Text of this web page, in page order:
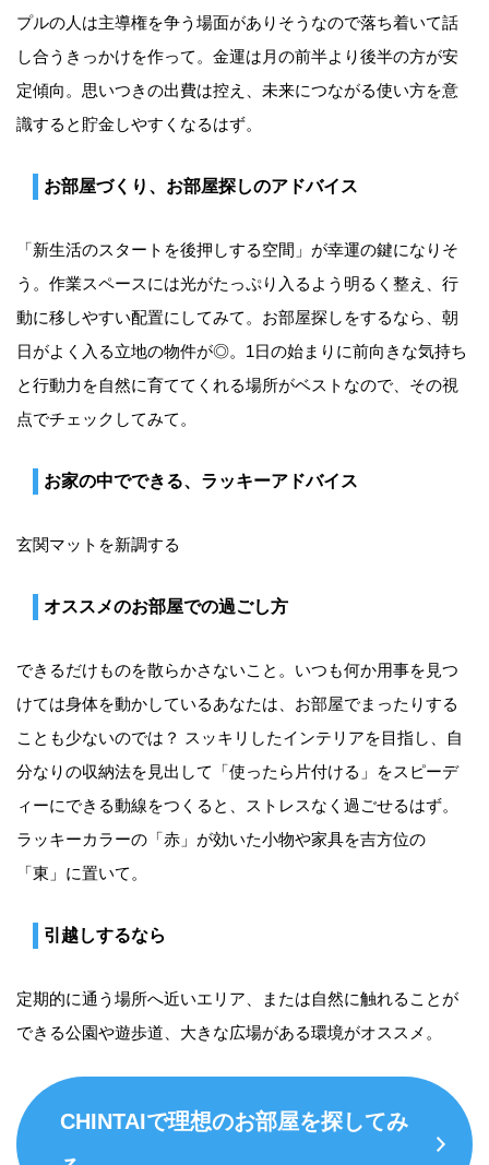
プルの人は主導権を争う場面がありそうなので落ち着いて話
し合うきっかけを作って。金運は月の前半より後半の方が安
定傾向。思いつきの出費は控え、未来につながる使い方を意
識すると貯金しやすくなるはず。
お部屋づくり、お部屋探しのアドバイス
「新生活のスタートを後押しする空間」が幸運の鍵になりそ
う。作業スペースには光がたっぷり入るよう明るく整え、行
動に移しやすい配置にしてみて。お部屋探しをするなら、朝
日がよく入る立地の物件が◎。1日の始まりに前向きな気持ち
と行動力を自然に育ててくれる場所がベストなので、その視
点でチェックしてみて。
お家の中でできる、ラッキーアドバイス
玄関マットを新調する
オススメのお部屋での過ごし方
できるだけものを散らかさないこと。いつも何か用事を見つ
けては身体を動かしているあなたは、お部屋でまったりする
ことも少ないのでは？ スッキリしたインテリアを目指し、自
分なりの収納法を見出して「使ったら片付ける」をスピーデ
ィーにできる動線をつくると、ストレスなく過ごせるはず。
ラッキーカラーの「赤」が効いた小物や家具を吉方位の
「東」に置いて。
引越しするなら
定期的に通う場所へ近いエリア、または自然に触れることが
できる公園や遊歩道、大きな広場がある環境がオススメ。
CHINTAIで理想のお部屋を探してみ